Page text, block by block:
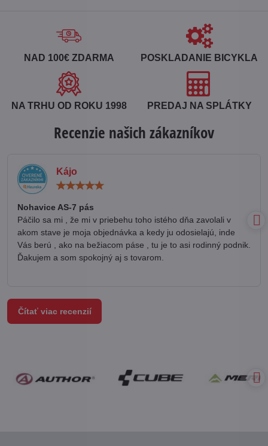
NAD 100€ ZDARMA POSKLADANIE BICYKLA
NA TRHU OD ROKU 1998 PREDAJ NA SPLÁTKY
Recenzie našich zákazníkov
Kájo
Nohavice AS-7 pás
Páčilo sa mi , že mi v priebehu toho istého dňa zavolali v
akom stave je moja objednávka a kedy ju odosielajú, inde
Vás berú , ako na bežiacom páse , tu je to asi rodinný podnik.
Ďakujem a som spokojný aj s tovarom.
Čítať viac recenzií